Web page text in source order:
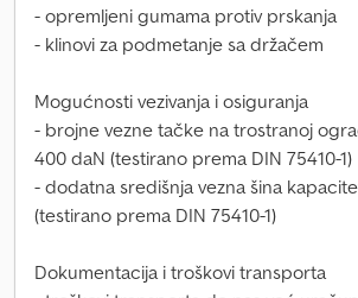
- opremljeni gumama protiv prskanja
- klinovi za podmetanje sa držačem
Mogućnosti vezivanja i osiguranja
- brojne vezne tačke na trostranoj
400 daN (testirano prema DIN 75410-1)
- dodatna središnja vezna šina
(testirano prema DIN 75410-1)
Dokumentacija i troškovi transporta